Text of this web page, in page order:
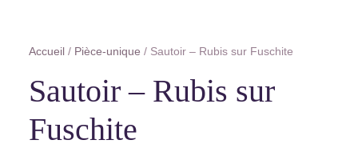
Accueil / Pièce-unique / Sautoir – Rubis sur Fuschite
Sautoir – Rubis sur
Fuschite